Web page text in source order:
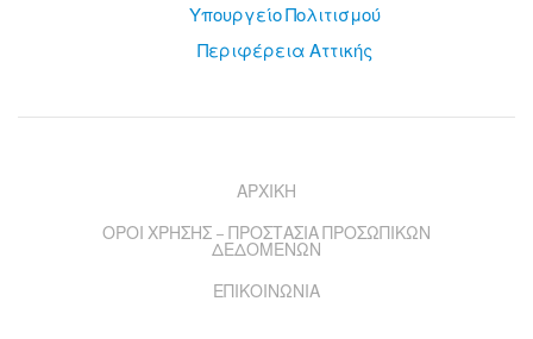
Υπουργείο Πολιτισμού
Περιφέρεια Αττικής
MENU
ΑΡΧΙΚΗ
ΟΡΟΙ ΧΡΗΣΗΣ – ΠΡΟΣΤΑΣΙΑ ΠΡΟΣΩΠΙΚΩΝ
ΔΕΔΟΜΕΝΩΝ
ΕΠΙΚΟΙΝΩΝΙΑ